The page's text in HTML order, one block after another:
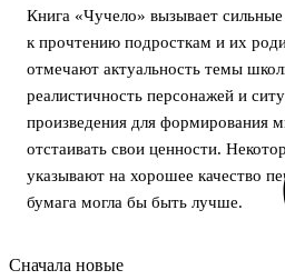
Книга «Чучело» вызывает
к прочтению подросткам и их
отмечают актуальность темы
реалистичность персонажей и
произведения для формирования
отстаивать свои ценности.
указывают на хорошее качество
бумага могла бы быть лучше.
Сначала новые